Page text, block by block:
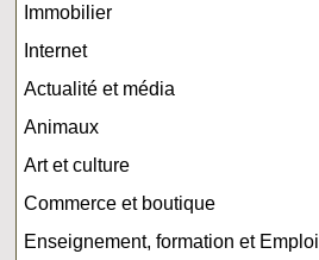
Immobilier
Internet
Actualité et média
Animaux
Art et culture
Commerce et boutique
Enseignement, formation et Emploi